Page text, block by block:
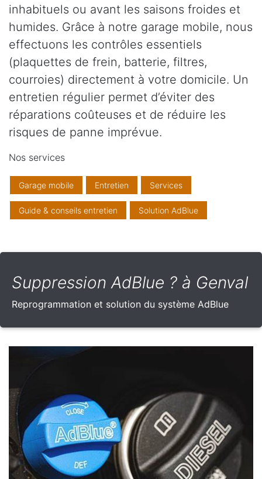
inhabituels ou avant les saisons froides et
humides. Grâce à notre garage mobile, nous
effectuons les contrôles essentiels
(plaquettes de frein, batterie, filtres,
courroies) directement à votre domicile. Un
entretien régulier permet d’éviter des
réparations coûteuses et de réduire les
risques de panne imprévue.
Nos services
Garage mobile Entretien Services
Guide & conseils entretien Solution AdBlue
Suppression AdBlue ? à Genval
Reprogrammation et solution du système AdBlue